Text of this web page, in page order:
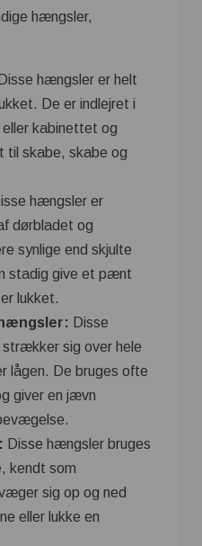
hængsler,
Disse hængsler er helt
De er indlejret i
kabinettet og
til skabe, skabe og
hængsler er
dørbladet og
synlige end skjulte
stadig give et pænt
lukket.
Disse
sig over hele
lågen. De bruges ofte
giver en jævn
Disse hængsler bruges
kendt som
sig op og ned
eller lukke en